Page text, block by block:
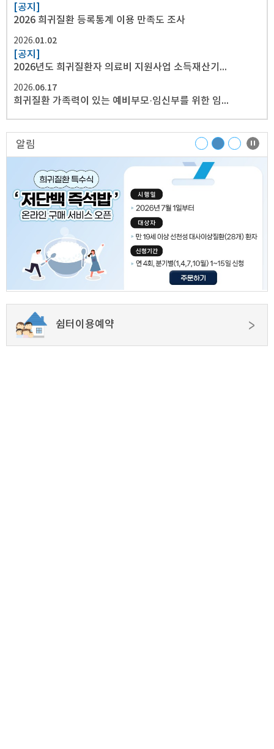
[공지]
2026 희귀질환 등록통계 이용 만족도 조사
2026.01.02
[공지]
2026년도 희귀질환자 의료비 지원사업 소득재산기준 일람표
2026.06.17
희귀질환 가족력이 있는 예비부모·임신부를 위한 임신준비와 산전관리 가이드
알림
쉼터이용예약